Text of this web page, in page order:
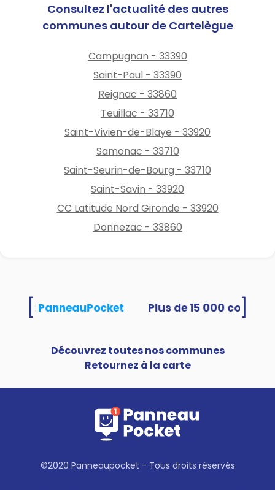
Consultez l'actualité des autres
communes autour de Cartelègue
Campugnan - 33390
Saint-Paul - 33390
Reignac - 33860
Teuillac - 33710
Saint-Vivien-de-Blaye - 33920
Samonac - 33710
Saint-Seurin-de-Bourg - 33710
Saint-Savin - 33920
CC Latitude Nord Gironde - 33920
Donnezac - 33860
PanneauPocket
Découvrez toutes nos communes
Retournez à la carte
©2020 Panneaupocket - Tous droits réservés